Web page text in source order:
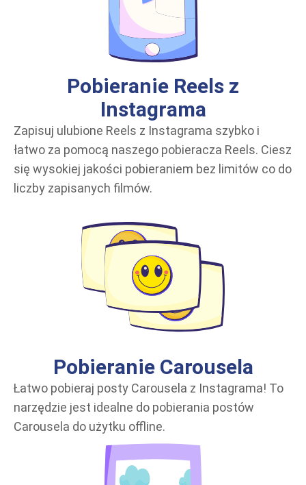
Pobieranie Reels z
Instagrama
Zapisuj ulubione Reels z Instagrama szybko i
łatwo za pomocą naszego pobieracza Reels. Ciesz
się wysokiej jakości pobieraniem bez limitów co do
liczby zapisanych filmów.
Pobieranie Carousela
Łatwo pobieraj posty Carousela z Instagrama! To
narzędzie jest idealne do pobierania postów
Carousela do użytku offline.